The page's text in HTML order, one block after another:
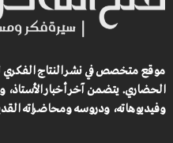
موقع متخصص في نشر النتاج الفكري
الحضاري. يتضمن آخر أخبار الأستاذ،
وفيديوهاته، ودروسه ومحاضراته